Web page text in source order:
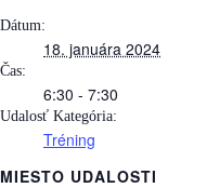
Dátum:
18. januára 2024
Čas:
6:30 - 7:30
Udalosť Kategória:
Tréning
MIESTO UDALOSTI